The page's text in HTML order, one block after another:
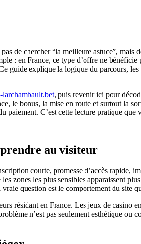
de chercher “la meilleure astuce”, mais
: en France, ce type d’offre ne
guide explique la logique du parcours,
, puis revenir ici pour
le bonus, la mise en route et surtout la
C’est cette lecture pratique que
au visiteur
courte, promesse d’accès rapide,
zones les plus sensibles apparaissent
question est le comportement du site
résidant en France. Les jeux de casino
n’est pas seulement esthétique ou